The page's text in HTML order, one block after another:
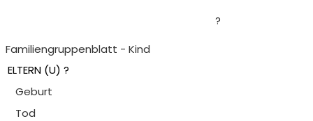
?
Familiengruppenblatt - Kind
ELTERN (U) ?
Geburt
Tod